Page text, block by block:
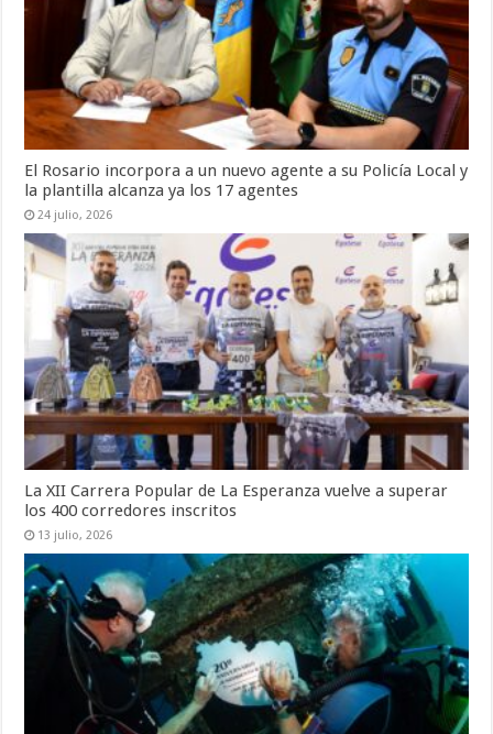
El Rosario incorpora a un nuevo agente a su Policía Local y
la plantilla alcanza ya los 17 agentes
24 julio, 2026
La XII Carrera Popular de La Esperanza vuelve a superar
los 400 corredores inscritos
13 julio, 2026